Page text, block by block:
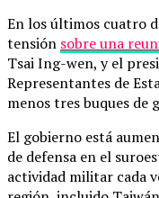
En los últimos cuatro
tensión sobre una
Tsai Ing-wen, y el
Representantes de
menos tres buques de
El gobierno está
de defensa en el
actividad militar cada